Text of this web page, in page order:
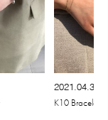
2021.04.30
K10 Bracelet ×